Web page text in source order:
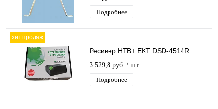
Подробнее
хит продаж
Ресивер НТВ+ EKT DSD-4514R
3 529,8 руб. / шт
Подробнее